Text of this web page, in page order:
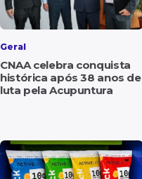
Geral
CNAA celebra conquista
histórica após 38 anos de
luta pela Acupuntura